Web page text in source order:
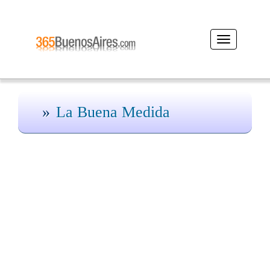
Desplegar
navegación
La Buena Medida